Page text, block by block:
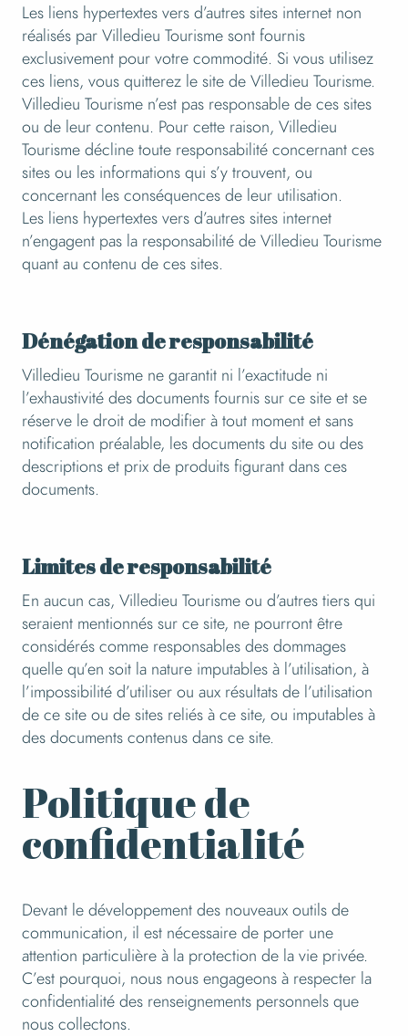
Les liens hypertextes vers d’autres sites internet non
réalisés par Villedieu Tourisme sont fournis
exclusivement pour votre commodité. Si vous utilisez
ces liens, vous quitterez le site de Villedieu Tourisme.
Villedieu Tourisme n’est pas responsable de ces sites
ou de leur contenu. Pour cette raison, Villedieu
Tourisme décline toute responsabilité concernant ces
sites ou les informations qui s’y trouvent, ou
concernant les conséquences de leur utilisation.
Les liens hypertextes vers d’autres sites internet
n’engagent pas la responsabilité de Villedieu Tourisme
quant au contenu de ces sites.
Dénégation de responsabilité
Villedieu Tourisme ne garantit ni l’exactitude ni
l’exhaustivité des documents fournis sur ce site et se
réserve le droit de modifier à tout moment et sans
notification préalable, les documents du site ou des
descriptions et prix de produits figurant dans ces
documents.
Limites de responsabilité
En aucun cas, Villedieu Tourisme ou d’autres tiers qui
seraient mentionnés sur ce site, ne pourront être
considérés comme responsables des dommages
quelle qu’en soit la nature imputables à l’utilisation, à
l’impossibilité d’utiliser ou aux résultats de l’utilisation
de ce site ou de sites reliés à ce site, ou imputables à
des documents contenus dans ce site.
Politique de
confidentialité
Devant le développement des nouveaux outils de
communication, il est nécessaire de porter une
attention particulière à la protection de la vie privée.
C’est pourquoi, nous nous engageons à respecter la
confidentialité des renseignements personnels que
nous collectons.